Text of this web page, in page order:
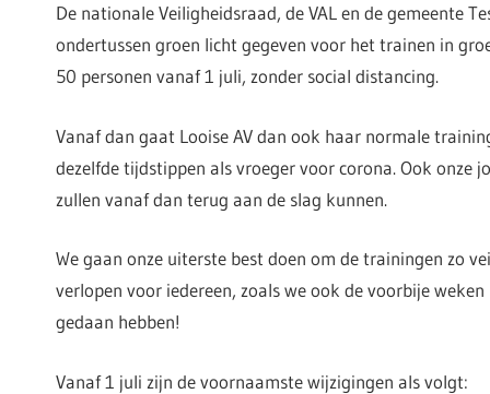
De nationale Veiligheidsraad, de VAL en de gemeente
ondertussen groen licht gegeven voor het trainen in
50 personen vanaf 1 juli, zonder social distancing.
Vanaf dan gaat Looise AV dan ook haar normale
dezelfde tijdstippen als vroeger voor corona. Ook onze
zullen vanaf dan terug aan de slag kunnen.
We gaan onze uiterste best doen om de trainingen zo
verlopen voor iedereen, zoals we ook de voorbije
gedaan hebben!
Vanaf 1 juli zijn de voornaamste wijzigingen als volgt: